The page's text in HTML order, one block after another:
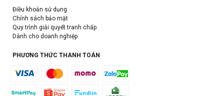
Điều khoản sử dụng
Chính sách bảo mật
Quy trình giải quyết tranh chấp
Dành cho doanh nghiệp
PHƯƠNG THỨC THANH TOÁN